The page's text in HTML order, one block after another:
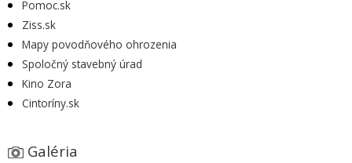
Pomoc.sk
Ziss.sk
Mapy povodňového ohrozenia
Spoločný stavebný úrad
Kino Zora
Cintoríny.sk
Galéria